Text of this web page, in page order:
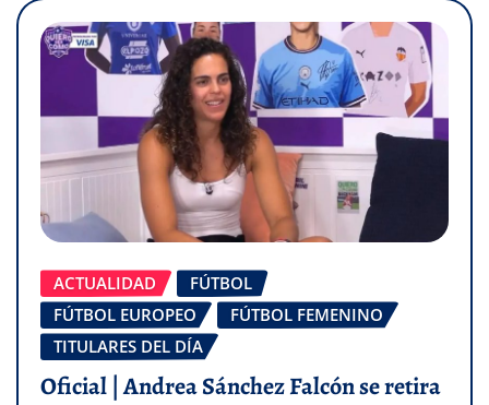
ACTUALIDAD
FÚTBOL
FÚTBOL EUROPEO
FÚTBOL FEMENINO
TITULARES DEL DÍA
Oficial | Andrea Sánchez Falcón se retira